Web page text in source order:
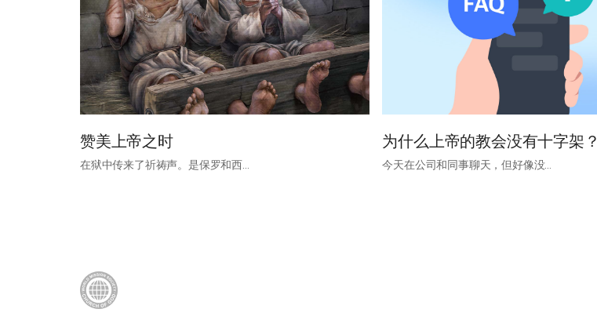
赞美上帝之时
在狱中传来了祈祷声。是保罗和西…
为什么上帝的教会没有十字架？
今天在公司和同事聊天，但好像没…